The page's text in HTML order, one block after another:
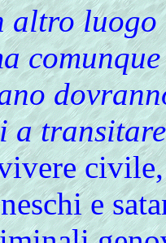
luogo
a transitare
e